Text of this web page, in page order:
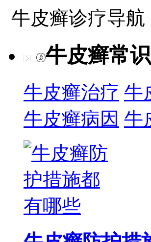
牛皮癣诊疗导航
牛皮癣常识
牛皮癣治疗 牛
牛皮癣病因 牛